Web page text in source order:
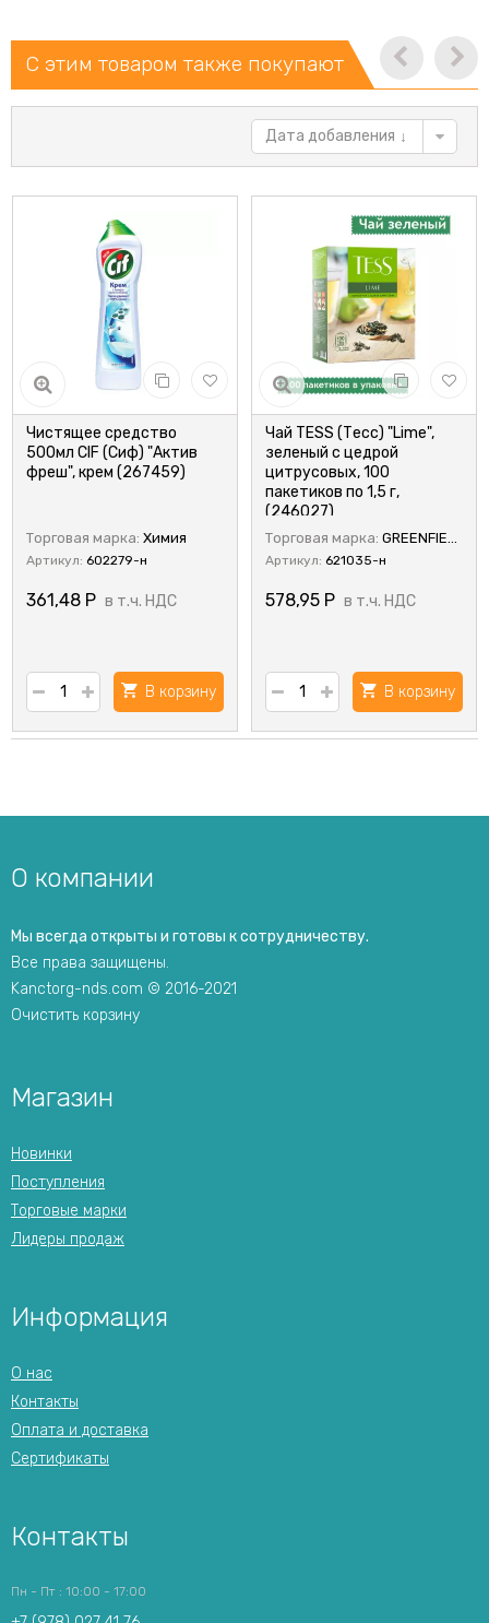
С этим товаром также покупают
Дата добавления
Чистящее средство
500мл CIF (Сиф) "Актив
фреш", крем (267459)
Торговая марка: Химия
Артикул: 602279-н
361,48 Р в т.ч. НДС
В корзину
Чай TESS (Тесс) "Lime",
зеленый с цедрой
цитрусовых, 100
пакетиков по 1,5 г,
(246027)
Торговая марка: GREENFIELD
Артикул: 621035-н
578,95 Р в т.ч. НДС
В корзину
О компании
Мы всегда открыты и готовы к сотрудничеству.
Все права защищены.
Kanctorg-nds.com © 2016-2021
Очистить корзину
Магазин
Новинки
Поступления
Торговые марки
Лидеры продаж
Информация
О нас
Контакты
Оплата и доставка
Сертификаты
Контакты
Пн - Пт : 10:00 - 17:00